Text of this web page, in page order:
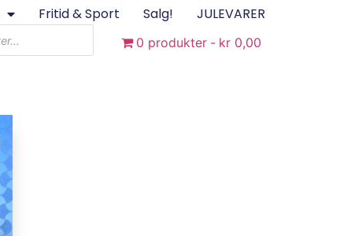
Fritid & Sport Salg! JULEVARER
0 produkter kr 0,00